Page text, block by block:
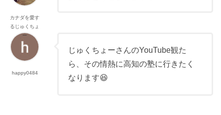
カナダを愛す
るじゅくちょ
ー
happy0484
じゅくちょーさんのYouTube観た
ら、その情熱に高知の塾に行きたく
なります😆